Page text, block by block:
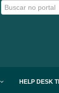
HELP DESK TI